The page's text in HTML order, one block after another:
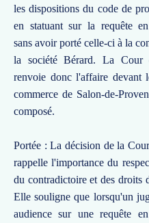
les dispositions du code de
en statuant sur la requête
sans avoir porté celle-ci à la
la société Bérard. La Cour
renvoie donc l'affaire devant
commerce de Salon-de-
composé.
Portée : La décision de la
rappelle l'importance du
du contradictoire et des droits
Elle souligne que lorsqu'un
audience sur une requête